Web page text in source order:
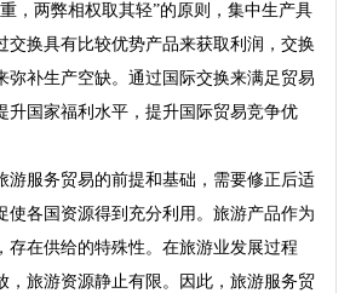
，两弊相权取其轻”的原则，集中生产具
交换具有比较优势产品来获取利润，交换
弥补生产空缺。通过国际交换来满足贸易
升国家福利水平，提升国际贸易竞争优
游服务贸易的前提和基础，需要修正后适
使各国资源得到充分利用。旅游产品作为
存在供给的特殊性。在旅游业发展过程
，旅游资源静止有限。因此，旅游服务贸